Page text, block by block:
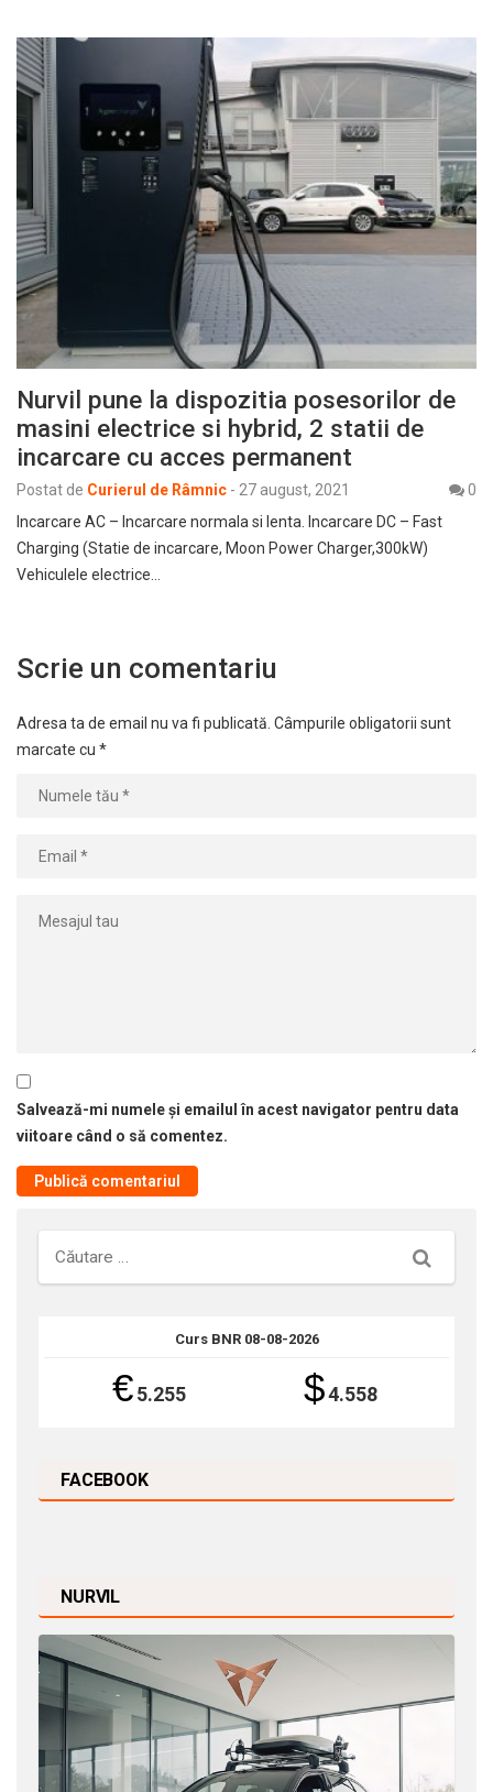
Nurvil pune la dispozitia posesorilor de
masini electrice si hybrid, 2 statii de
incarcare cu acces permanent
Postat de Curierul de Râmnic - 27 august, 2021
0
Incarcare AC – Incarcare normala si lenta. Incarcare DC – Fast
Charging (Statie de incarcare, Moon Power Charger,300kW)
Vehiculele electrice…
Scrie un comentariu
Adresa ta de email nu va fi publicată. Câmpurile obligatorii sunt
marcate cu *
Salvează-mi numele și emailul în acest navigator pentru data
viitoare când o să comentez.
Căutare
Curs BNR 08-08-2026
€5.255 $4.558
FACEBOOK
NURVIL